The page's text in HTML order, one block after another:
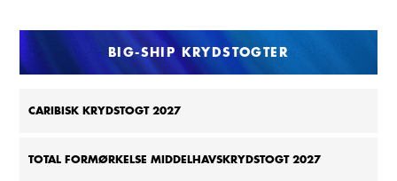
BIG-SHIP KRYDSTOGTER
CARIBISK KRYDSTOGT 2027
TOTAL FORMØRKELSE MIDDELHAVSKRYDSTOGT 2027